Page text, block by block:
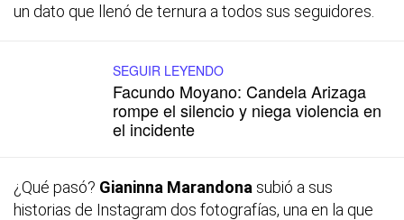
un dato que llenó de ternura a todos sus seguidores.
SEGUIR LEYENDO
Facundo Moyano: Candela Arizaga
rompe el silencio y niega violencia en
el incidente
¿Qué pasó? Gianinna Marandona subió a sus
historias de Instagram dos fotografías, una en la que